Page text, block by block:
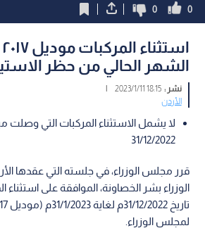
0
0
الشهر الحالي من حظر
نشر :18:15 2023/1/11
|
الأردن
لا يشمل الاستثناء المركبات التي وصلت
31/12/2022
قرر مجلس الوزراء، في جلسته التي عقدها
الوزراء بشر الخصاونة، الموافقة على
لمجلس الوزراء.